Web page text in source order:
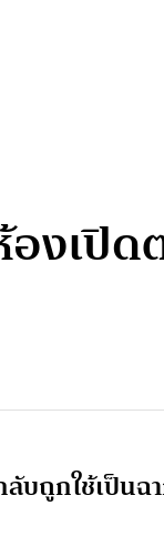
งเปิ
ลับถูกใช้เป็